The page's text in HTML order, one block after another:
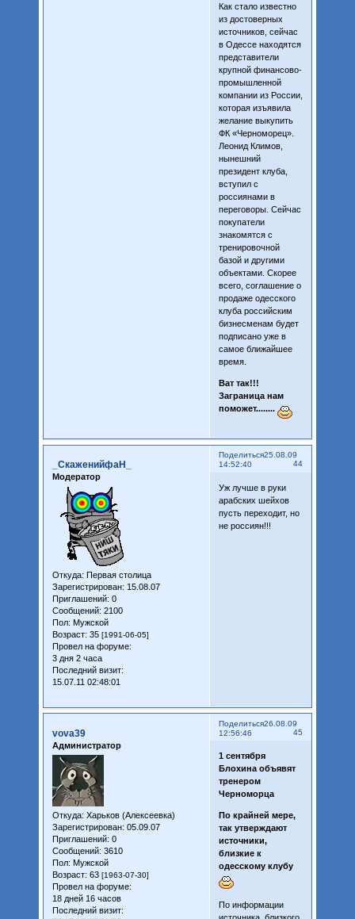
Как стало известно
из достоверных
источников, сейчас
в Одессе находятся
представители
крупной финансово-
промышленной
компании из России,
которая изъявила
желание выкупить
ФК «Черноморец».
Леонид Климов,
нынешний
президент клуба,
вступил с
россиянами в
переговоры. Сейчас
покупатели
знакомятся с
тренировочной
базой и другими
объектами. Скорее
всего, соглашение о
продаже одесского
клуба российским
бизнесменам будет
подписано уже в
самое ближайшее
время.
Ват так!!!
Заграница нам
поможет........
Поделиться
44
25.08.09
14:52:40
_СкаженийфаН_
Модератор
Откуда: Первая столица
Зарегистрирован: 15.08.07
Приглашений: 0
Сообщений: 2100
Пол: Мужской
Возраст: 35 [1991-06-05]
Провел на форуме:
3 дня 2 часа
Последний визит:
15.07.11 02:48:01
Уж лучше в руки
арабских шейхов
пусть переходит, но
не россиян!!!
Поделиться
45
26.08.09
12:56:46
vova39
Администратор
Откуда: Харьков (Алексеевка)
Зарегистрирован: 05.09.07
Приглашений: 0
Сообщений: 3610
Пол: Мужской
Возраст: 63 [1963-07-30]
Провел на форуме:
18 дней 16 часов
Последний визит:
1 сентября
Блохина объявят
тренером
Черноморца
По крайней мере,
так утверждают
источники,
близкие к
одесскому клубу
По информации